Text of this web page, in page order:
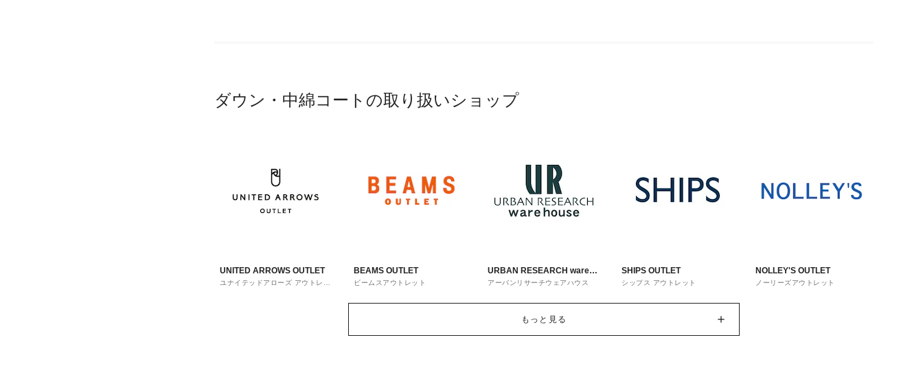
ダウン・中綿コートの取り扱いショップ
UNITED ARROWS OUTLET
ユナイテッドアローズ アウトレッ
BEAMS OUTLET
ビームスアウトレット
URBAN RESEARCH ware
house
アーバンリサーチウェアハウス
SHIPS OUTLET
シップス アウトレット
NOLLEY'S OUTLET
ノーリーズアウトレット
もっと見る